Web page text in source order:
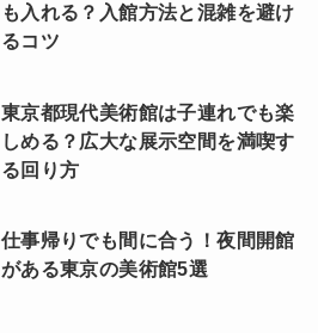
も入れる？入館方法と混雑を避け
るコツ
東京都現代美術館は子連れでも楽
しめる？広大な展示空間を満喫す
る回り方
仕事帰りでも間に合う！夜間開館
がある東京の美術館5選